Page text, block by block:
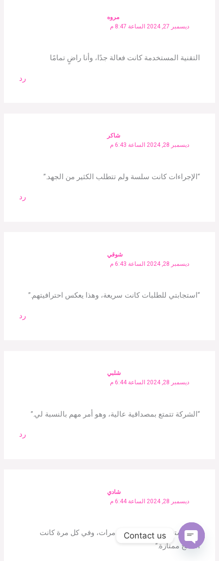
مروه
ديسمبر 27, 2024 الساعة 8:47 م
التقنية المستخدمة كانت فعالة جدًا، وأنا راضٍ تمامًا
رد
شاكر
ديسمبر 28, 2024 الساعة 6:43 م
“الإجراءات كانت سلسة ولم تتطلب الكثير من الجهد.”
رد
شوقي
ديسمبر 28, 2024 الساعة 6:43 م
“استجابتي للطلبات كانت سريعة، وهذا يعكس احترافيتهم.”
رد
شلبي
ديسمبر 28, 2024 الساعة 6:44 م
“الشركة تتمتع بمصداقية عالية، وهو أمر مهم بالنسبة لي.”
رد
شادي
ديسمبر 28, 2024 الساعة 6:44 م
“لقد استخدمت الخدمة عدة مرات، وفي كل مرة كانت
النتائج ممتازة.”
Contact us
Open